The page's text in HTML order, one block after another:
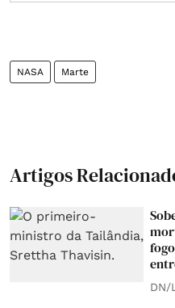
NASA Marte
Artigos
DN/